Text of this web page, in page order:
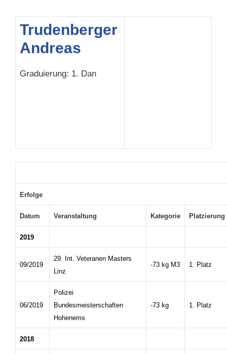
Trudenberger
Andreas
Graduierung: 1. Dan
Erfolge
Datum Veranstaltung Kategorie Platzierung
2019
09/2019
29. Int. Veteranen Masters
Linz
-73 kg M3 1. Platz
06/2019
Polizei
Bundesmeisterschaften
Hohenems
-73 kg 1. Platz
2018